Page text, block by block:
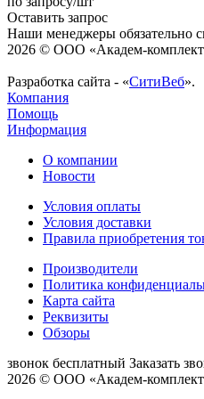
Оставить запрос
Наши менеджеры обязательно
2026 © ООО «Академ-
Разработка сайта - «СитиВеб».
Компания
Помощь
Информация
О компании
Новости
Условия оплаты
Условия доставки
Правила приобретения
Производители
Политика
Карта сайта
Реквизиты
Обзоры
звонок бесплатный Заказать
2026 © ООО «Академ-комплект»